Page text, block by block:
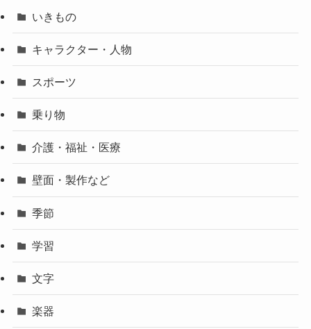
いきもの
キャラクター・人物
スポーツ
乗り物
介護・福祉・医療
壁面・製作など
季節
学習
文字
楽器